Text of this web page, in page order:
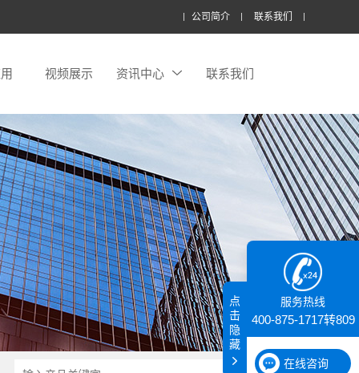
公司简介 联系我们
视频展示 资讯中心 联系我们
服务热线
400-875-1717转809
在线咨询
点
击
隐
藏